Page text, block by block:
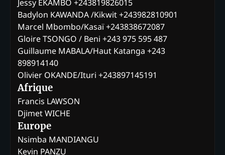
Jessy EKAMBO +243819826015
Badylon KAWANDA /Kikwit +243982810901
Marcel Mbombo/Kasaï +243838672087
Gloire TSONGO / Beni +243 975 595 487
Guillaume MABALA/Haut Katanga +243
898914140
Olivier OKANDE/Ituri +243897145191
Afrique
Francis LAWSON
Djimet WICHE
Europe
Nsimba MANDIANGU
Kevin PANZU